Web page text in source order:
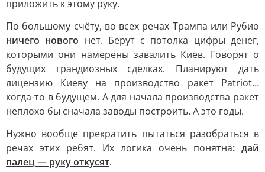
приложить к этому руку.
По большому счёту, во всех речах Трампа или Рубио
ничего нового нет. Берут с потолка цифры денег,
которыми они намерены завалить Киев. Говорят о
будущих грандиозных сделках. Планируют дать
лицензию Киеву на производство ракет Patriot…
когда-то в будущем. А для начала производства ракет
неплохо бы сначала заводы построить. А это годы.
Нужно вообще прекратить пытаться разобраться в
речах этих ребят. Их логика очень понятна: дай
палец — руку откусят.